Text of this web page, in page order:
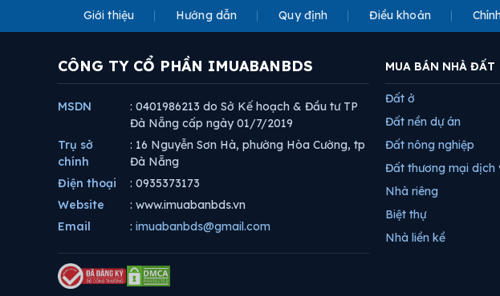
Giới thiệu Hướng dẫn Quy định Điều khoản
CÔNG TY CỔ PHẦN IMUABANBDS
MSDN
: 0401986213 do Sở Kế hoạch & Đầu tư TP
Đà Nẵng cấp ngày 01/7/2019
Trụ sở
chính
: 16 Nguyễn Sơn Hà, phường Hòa Cường, tp
Đà Nẵng
Điện thoại
: 0935373173
Website
: www.imuabanbds.vn
Email
: imuabanbds@gmail.com
MUA BÁN NHÀ ĐẤT
Đất ở
Đất nền dự án
Đất nông nghiệp
Đất thương mại dịch
Nhà riêng
Biệt thự
Nhà liền kề